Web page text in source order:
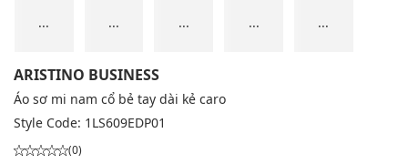
... ... ... ... ...
ARISTINO BUSINESS
Áo sơ mi nam cổ bẻ tay dài kẻ caro
Style Code: 1LS609EDP01
(0)